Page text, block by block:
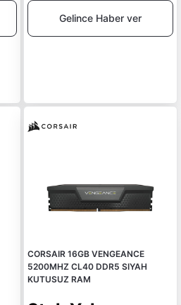
Gelince Haber ver
CORSAIR 16GB VENGEANCE
5200MHZ CL40 DDR5 SIYAH
KUTUSUZ RAM